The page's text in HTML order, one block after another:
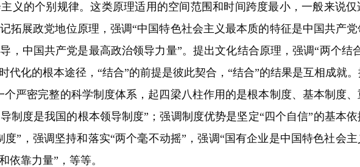
个别规律。这类原理适用的空间范围和时间跨度最小，一般来说仅
拓展政党地位原理，强调“中国特色社会主义最本质的特征是中国共产
，中国共产党是最高政治领导力量”。提出文化结合原理，强调“两个结
代化的根本途径，“结合”的前提是彼此契合，“结合”的结果是互相成就
严密完整的科学制度体系，起四梁八柱作用的是根本制度、基本制度
制度是我国的根本领导制度”；强调制度优势是坚定“四个自信”的基本依
”，强调坚持和落实“两个毫不动摇”，强调“国有企业是中国特色社会
依靠力量”，等等。